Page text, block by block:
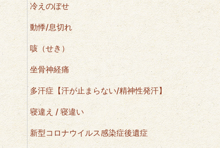
冷えのぼせ
動悸/息切れ
咳（せき）
坐骨神経痛
多汗症【汗が止まらない/精神性発汗】
寝違え / 寝違い
新型コロナウイルス感染症後遺症